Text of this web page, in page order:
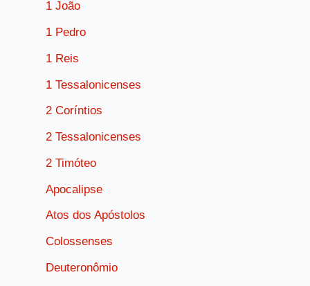
1 João
1 Pedro
1 Reis
1 Tessalonicenses
2 Coríntios
2 Tessalonicenses
2 Timóteo
Apocalipse
Atos dos Apóstolos
Colossenses
Deuteronômio